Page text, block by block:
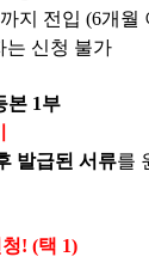
까지 전입(6개월
는 신청 불가
본 1부
발급된 서류를
! (택 1)